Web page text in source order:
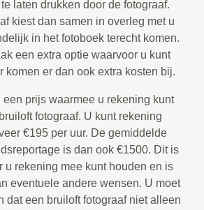
laten drukken door de fotograaf.
kiest dan samen in overleg met u
in het fotoboek terecht komen.
een extra optie waarvoor u kunt
komen er dan ook extra kosten bij.
prijs waarmee u rekening kunt
fotograaf. U kunt rekening
€195 per uur. De gemiddelde
is dan ook €1500. Dit is
u rekening mee kunt houden en is
eventuele andere wensen. U moet
dat een bruiloft fotograaf niet alleen